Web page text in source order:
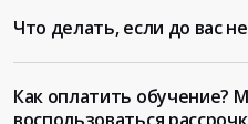
Что делать, если до вас
Как оплатить обучение?